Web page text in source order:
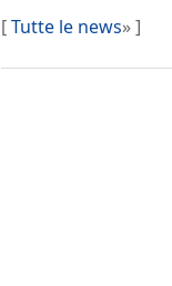
[Tutte le news» ]